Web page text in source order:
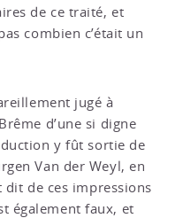
de ce traité, et
combien c’était un
jugé à
d’une si digne
y fût sortie de
Van der Weyl, en
dit de ces impressions
également faux, et